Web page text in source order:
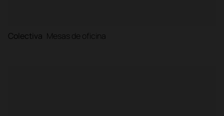
Colectiva Mesas de oficina